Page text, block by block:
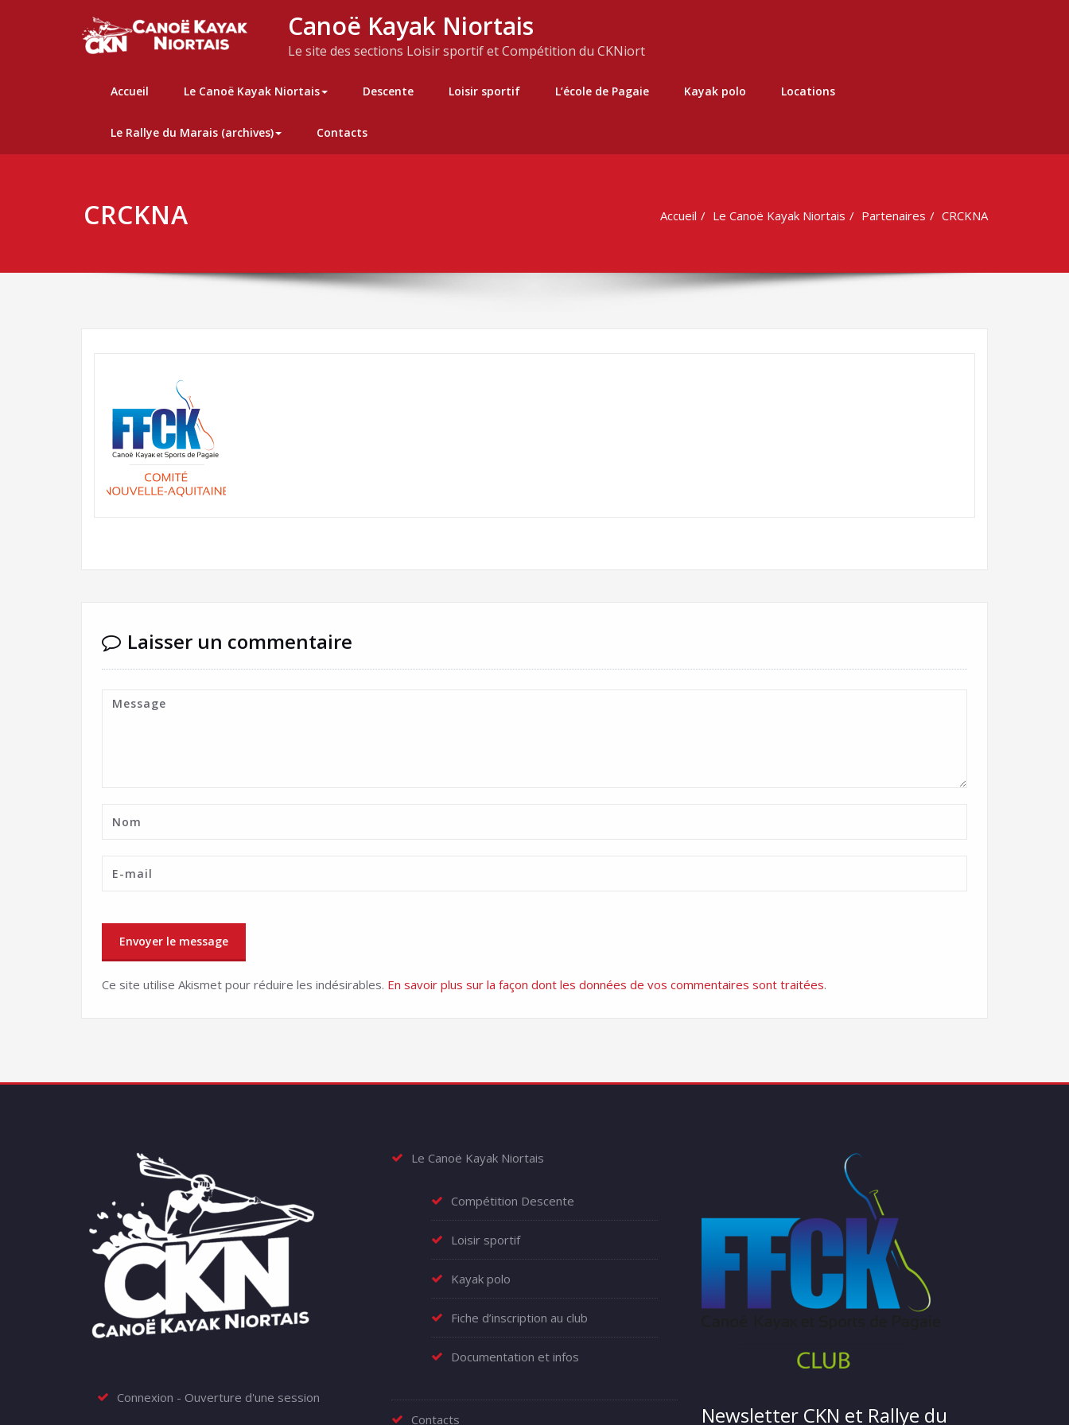
Canoë Kayak Niortais
Le site des sections Loisir sportif et Compétition du CKNiort
Accueil Le Canoë Kayak Niortais Descente Loisir sportif L’école de Pagaie Kayak polo Locations
Le Rallye du Marais (archives) Contacts
CRCKNA Accueil Le Canoë Kayak Niortais Partenaires CRCKNA
Laisser un commentaire
Ce site utilise Akismet pour réduire les indésirables. En savoir plus sur la façon dont les données de vos commentaires sont traitées.
Connexion - Ouverture d'une session
Le Canoë Kayak Niortais
Compétition Descente
Loisir sportif
Kayak polo
Fiche d’inscription au club
Documentation et infos
Contacts Newsletter CKN et Rallye du